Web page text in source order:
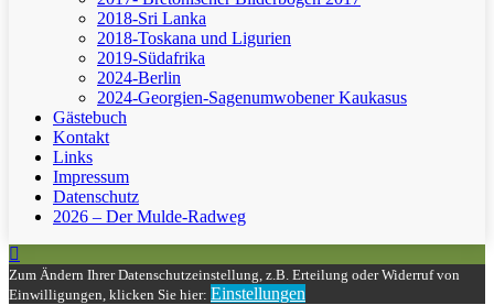
2018-Sri Lanka
2018-Toskana und Ligurien
2019-Südafrika
2024-Berlin
2024-Georgien-Sagenumwobener Kaukasus
Gästebuch
Kontakt
Links
Impressum
Datenschutz
2026 – Der Mulde-Radweg
Zum Ändern Ihrer Datenschutzeinstellung, z.B. Erteilung oder Widerruf von
Einwilligungen, klicken Sie hier: Einstellungen